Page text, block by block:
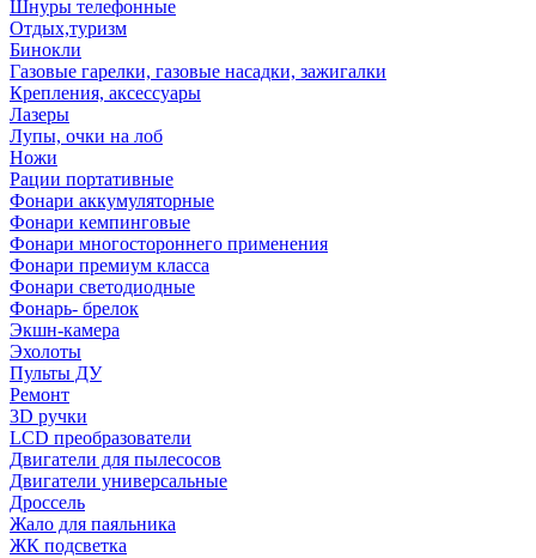
Шнуры телефонные
Отдых,туризм
Бинокли
Газовые гарелки, газовые насадки, зажигалки
Крепления, аксессуары
Лазеры
Лупы, очки на лоб
Ножи
Рации портативные
Фонари аккумуляторные
Фонари кемпинговые
Фонари многостороннего применения
Фонари премиум класса
Фонари светодиодные
Фонарь- брелок
Экшн-камера
Эхолоты
Пульты ДУ
Ремонт
3D ручки
LCD преобразователи
Двигатели для пылесосов
Двигатели универсальные
Дроссель
Жало для паяльника
ЖК подсветка